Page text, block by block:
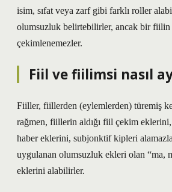
isim, sıfat veya zarf gibi farklı roller
olumsuzluk belirtebilirler, ancak bir
çekimlenemezler.
Fiil ve fiilimsi nasıl
Fiiller, fiillerden (eylemlerden) türemiş
rağmen, fiillerin aldığı fiil çekim
haber eklerini, subjonktif kipleri
uygulanan olumsuzluk ekleri olan “ma,
eklerini alabilirler.